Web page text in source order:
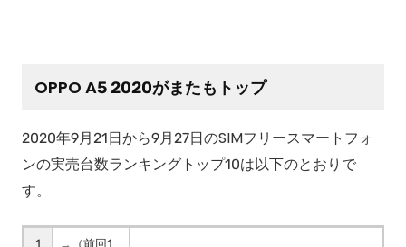
OPPO A5 2020がまたもトップ
2020年9月21日から9月27日のSIMフリースマートフォ
ンの実売台数ランキングトップ10は以下のとおりで
す。
→